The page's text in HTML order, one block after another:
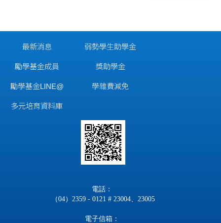
最新消息
勵學基金成員
勵學基金LINE@
多元培育資料庫
弱勢學生助學金
獎助學金
學雜費減免
電話：
（04）2359 - 0121 # 23004、23005
電子信箱：